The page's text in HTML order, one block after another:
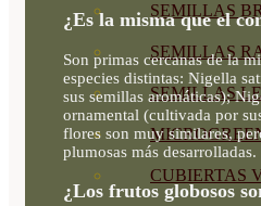
SEMILLAS
SEMILLAS
SEMILLAS
CUBIERTAS
¿Es la misma que el
Son primas cercanas de la
especies distintas: Nigella
sus semillas aromáticas);
ornamental (cultivada por
flores son muy similares,
plumosas más desarrolladas.
¿Los frutos globosos